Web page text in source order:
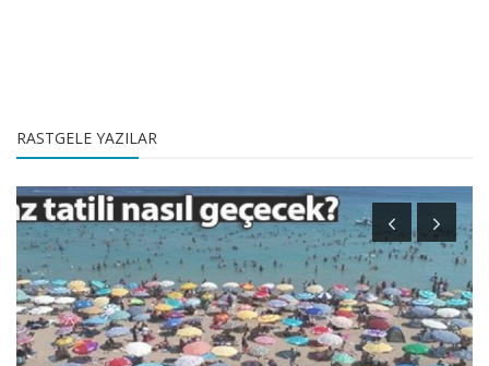
RASTGELE YAZILAR